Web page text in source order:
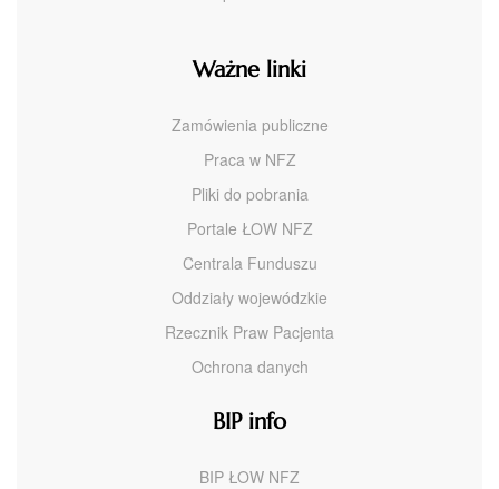
Ważne linki
Zamówienia publiczne
Praca w NFZ
Pliki do pobrania
Portale ŁOW NFZ
Centrala Funduszu
Oddziały wojewódzkie
Rzecznik Praw Pacjenta
Ochrona danych
BIP info
BIP ŁOW NFZ